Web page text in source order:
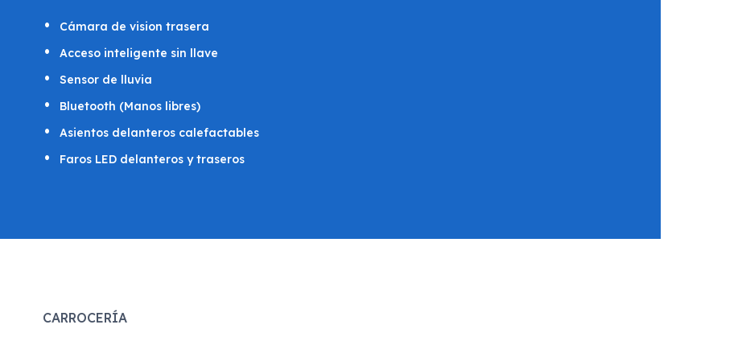
Cámara de vision trasera
Ac­ce­so in­te­li­gen­te sin lla­ve
Sen­sor de llu­via
Blue­tooth (Ma­nos li­b­res)
Asientos delanteros calefactables
Faros LED delanteros y traseros
CARROCERÍA